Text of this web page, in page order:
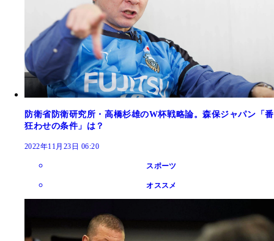
防衛省防衛研究所・高橋杉雄のW杯戦略論。森保ジャパン「番
狂わせの条件」は？
2022年11月23日 06:20
スポーツ
オススメ